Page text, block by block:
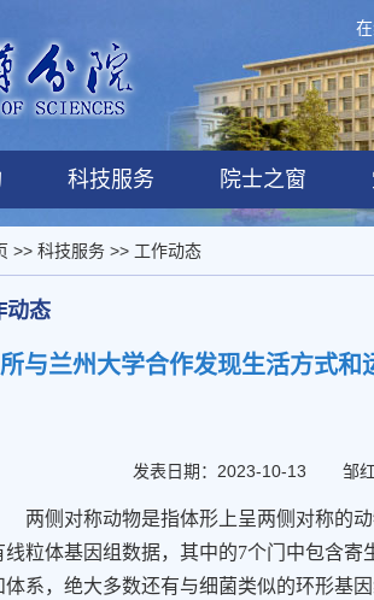
科技服务 院士之窗
>> 科技服务>> 工作动态
动态
与兰州大学合作发现生活方式
发表日期：2023-10-13 邹红
两侧对称动物是指体形上呈两侧对称的
线粒体基因组数据，其中的7个门中包含寄
体系，绝大多数还有与细菌类似的环形基因